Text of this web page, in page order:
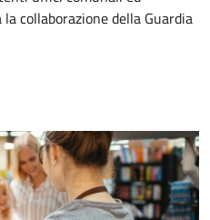
collaborazione della Guardia